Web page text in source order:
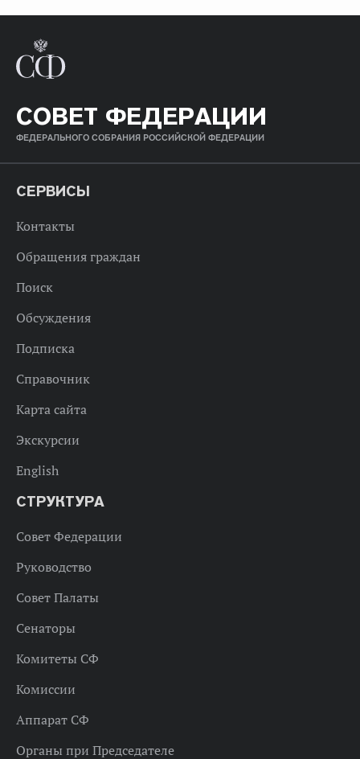
СОВЕТ ФЕДЕРАЦИИ
ФЕДЕРАЛЬНОГО СОБРАНИЯ РОССИЙСКОЙ ФЕДЕРАЦИИ
СЕРВИСЫ
Контакты
Обращения граждан
Поиск
Обсуждения
Подписка
Справочник
Карта сайта
Экскурсии
English
СТРУКТУРА
Совет Федерации
Руководство
Совет Палаты
Сенаторы
Комитеты СФ
Комиссии
Аппарат СФ
Органы при Председателе